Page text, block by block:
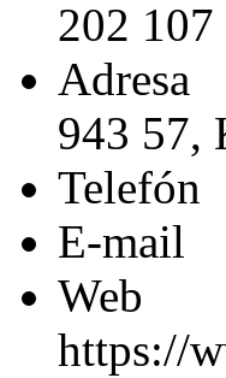
202 107
Adresa
943 57,
Telefón
E-mail
Web
https://